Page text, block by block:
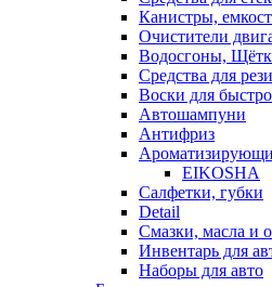
Канистры,
Очистители
Водосгоны,
Средства для
Воски для
Автошампуни
Антифриз
EIKOSHA
Салфетки, губки
Detail
Смазки, масла и
Инвентарь для
Наборы для авто